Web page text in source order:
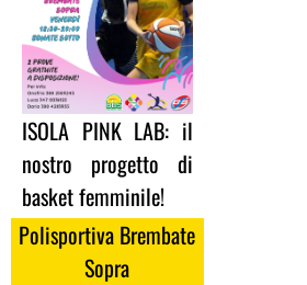
ISOLA PINK LAB: il
nostro progetto di
basket femminile!
Polisportiva Brembate
Sopra